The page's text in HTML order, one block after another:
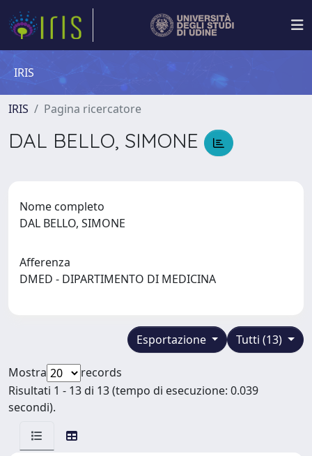
IRIS
IRIS Pagina ricercatore
DAL BELLO, SIMONE
Nome completo
DAL BELLO, SIMONE
Afferenza
DMED - DIPARTIMENTO DI MEDICINA
Tutti (13)
Esportazione
Mostra
records
Risultati 1 - 13 di 13 (tempo di esecuzione: 0.039
secondi).